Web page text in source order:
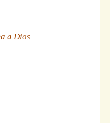
a Dios